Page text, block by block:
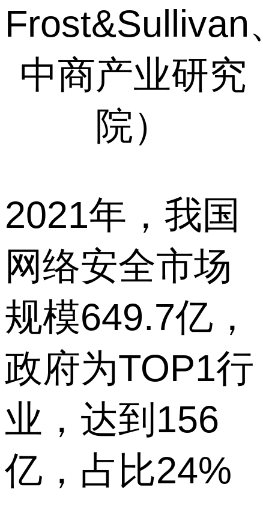
Frost&Sullivan
中商产业研究
院）
2021年，我国
网络安全市场
规模649.7亿，
政府为TOP1行
业，达到156
亿，占比24%